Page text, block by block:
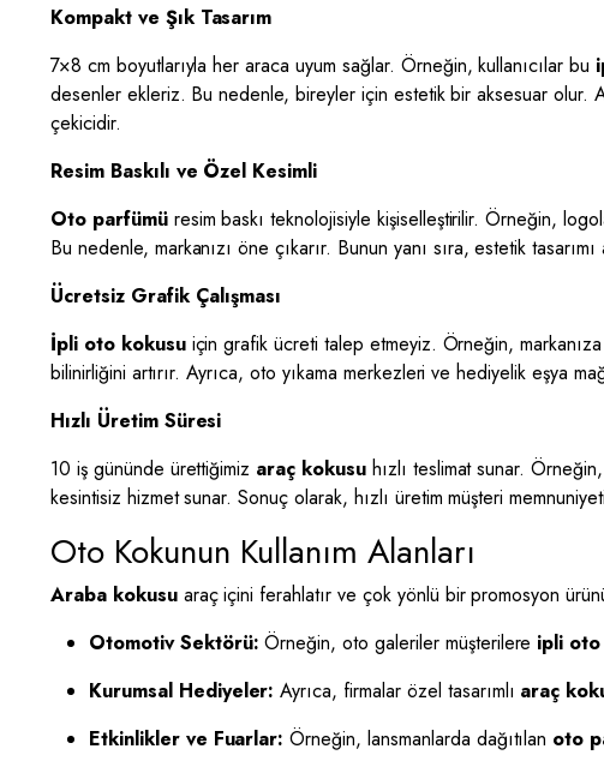
Kompakt ve Şık Tasarım
7×8 cm boyutlarıyla her araca uyum sağlar. Örneğin, kullanıcılar bu
desenler ekleriz. Bu nedenle, bireyler için estetik bir aksesuar olur.
çekicidir.
Resim Baskılı ve Özel Kesimli
Oto parfümüresim baskı teknolojisiyle kişiselleştirilir. Örneğin,
Bu nedenle, markanızı öne çıkarır. Bunun yanı sıra, estetik
Ücretsiz Grafik Çalışması
İpli oto kokusuiçin grafik ücreti talep etmeyiz. Örneğin,
bilinirliğini artırır. Ayrıca, oto yıkama merkezleri ve hediyelik eşya
Hızlı Üretim Süresi
10 iş gününde ürettiğimiz araç kokusuhızlı teslimat sunar.
kesintisiz hizmet sunar. Sonuç olarak, hızlı üretim müşteri
Oto Kokunun Kullanım Alanları
Araba kokusuaraç içini ferahlatır ve çok yönlü bir promosyon
Otomotiv Sektörü: Örneğin, oto galeriler müşterilere ipli
Kurumsal Hediyeler: Ayrıca, firmalar özel tasarımlı araç
Etkinlikler ve Fuarlar: Örneğin, lansmanlarda dağıtılan oto